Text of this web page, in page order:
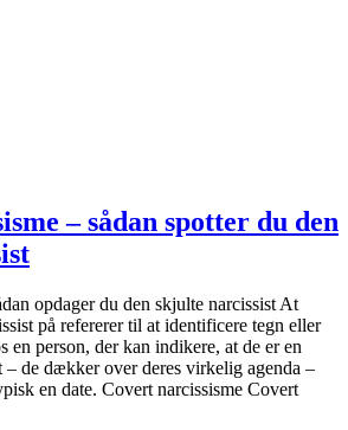
– sådan spotter du den
opdager du den skjulte narcissist At
på refererer til at identificere tegn eller
person, der kan indikere, at de er en
– de dækker over deres virkelig agenda –
en date. Covert narcissisme Covert